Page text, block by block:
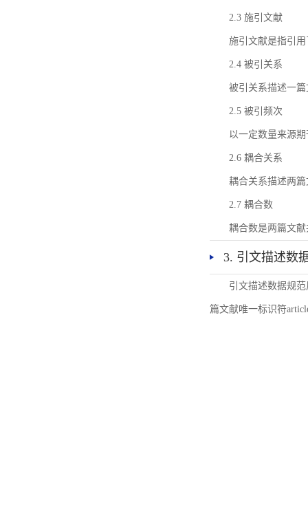
2.3 施引文献
施引文献是指引
2.4 被引关系
被引关系描述一
2.5 被引频次
以一定数量来源
2.6 耦合关系
耦合关系描述两
2.7 耦合数
耦合数是两篇文
3. 引文描述数
引文描述数据规
篇文献唯一标识符